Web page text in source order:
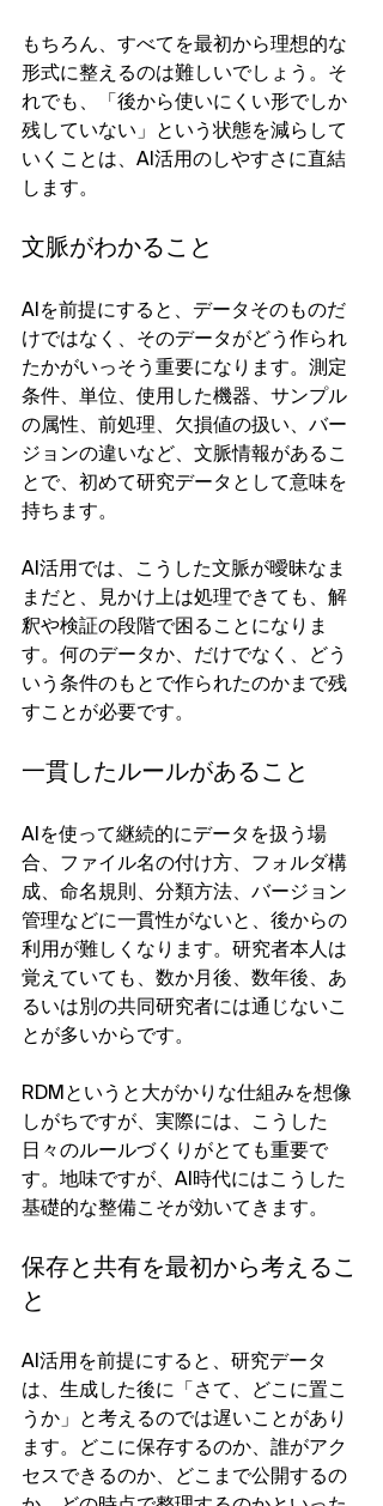
もちろん、すべてを最初から理想的な
形式に整えるのは難しいでしょう。そ
れでも、「後から使いにくい形でしか
残していない」という状態を減らして
いくことは、AI活用のしやすさに直結
します。
文脈がわかること
AIを前提にすると、データそのものだ
けではなく、そのデータがどう作られ
たかがいっそう重要になります。測定
条件、単位、使用した機器、サンプル
の属性、前処理、欠損値の扱い、バー
ジョンの違いなど、文脈情報があるこ
とで、初めて研究データとして意味を
持ちます。
AI活用では、こうした文脈が曖昧なま
まだと、見かけ上は処理できても、解
釈や検証の段階で困ることになりま
す。何のデータか、だけでなく、どう
いう条件のもとで作られたのかまで残
すことが必要です。
一貫したルールがあること
AIを使って継続的にデータを扱う場
合、ファイル名の付け方、フォルダ構
成、命名規則、分類方法、バージョン
管理などに一貫性がないと、後からの
利用が難しくなります。研究者本人は
覚えていても、数か月後、数年後、あ
るいは別の共同研究者には通じないこ
とが多いからです。
RDMというと大がかりな仕組みを想像
しがちですが、実際には、こうした
日々のルールづくりがとても重要で
す。地味ですが、AI時代にはこうした
基礎的な整備こそが効いてきます。
保存と共有を最初から考えるこ
と
AI活用を前提にすると、研究データ
は、生成した後に「さて、どこに置こ
うか」と考えるのでは遅いことがあり
ます。どこに保存するのか、誰がアク
セスできるのか、どこまで公開するの